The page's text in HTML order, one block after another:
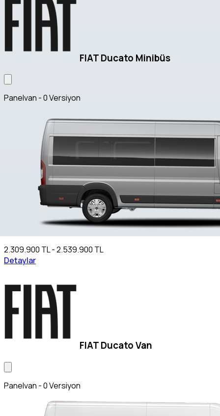
FIAT Ducato Minibüs
Panelvan - 0 Versiyon
2.309.900 TL - 2.539.900 TL
Detaylar
FIAT Ducato Van
Panelvan - 0 Versiyon